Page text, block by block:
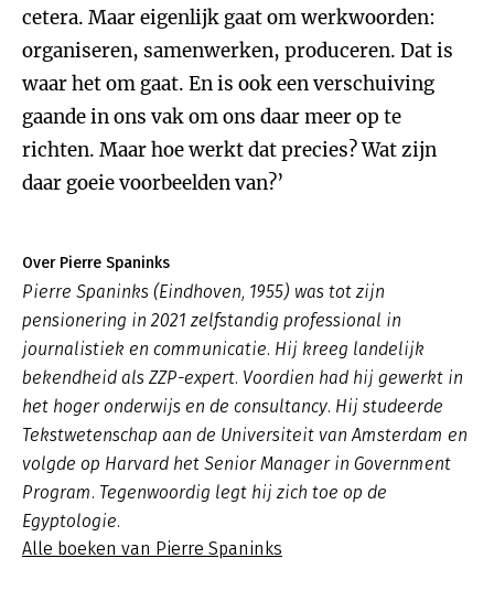
cetera. Maar eigenlijk gaat om werkwoorden:
organiseren, samenwerken, produceren. Dat is
waar het om gaat. En is ook een verschuiving
gaande in ons vak om ons daar meer op te
richten. Maar hoe werkt dat precies? Wat zijn
daar goeie voorbeelden van?’
Over Pierre Spaninks
Pierre Spaninks (Eindhoven, 1955) was tot zijn
pensionering in 2021 zelfstandig professional in
journalistiek en communicatie. Hij kreeg landelijk
bekendheid als ZZP-expert. Voordien had hij gewerkt in
het hoger onderwijs en de consultancy. Hij studeerde
Tekstwetenschap aan de Universiteit van Amsterdam en
volgde op Harvard het Senior Manager in Government
Program. Tegenwoordig legt hij zich toe op de
Egyptologie.
Alle boeken van Pierre Spaninks